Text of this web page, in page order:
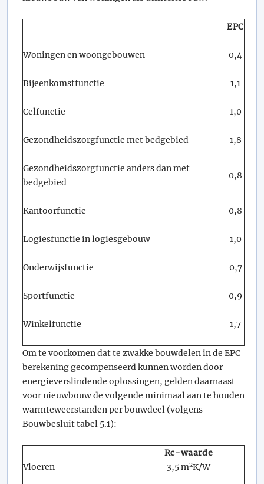
EPC
Woningen en woongebouwen 0,4
Bijeenkomstfunctie 1,1
Celfunctie 1,0
Gezondheidszorgfunctie met bedgebied 1,8
Gezondheidszorgfunctie anders dan met
bedgebied
0,8
Kantoorfunctie 0,8
Logiesfunctie in logiesgebouw 1,0
Onderwijsfunctie 0,7
Sportfunctie 0,9
Winkelfunctie 1,7
Om te voorkomen dat te zwakke bouwdelen in de EPC
berekening gecompenseerd kunnen worden door
energieverslindende oplossingen, gelden daarnaast
voor nieuwbouw de volgende minimaal aan te houden
warmteweerstanden per bouwdeel (volgens
Bouwbesluit tabel 5.1):
Rc-waarde
Vloeren
3,5 m2K/W